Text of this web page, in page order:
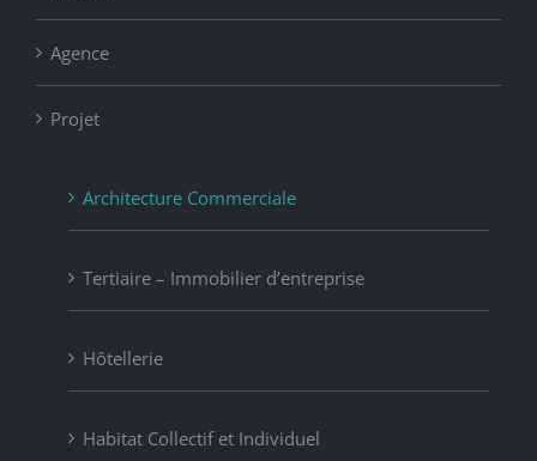
Agence
Projet
Architecture Commerciale
Tertiaire – Immobilier d’entreprise
Hôtellerie
Habitat Collectif et Individuel